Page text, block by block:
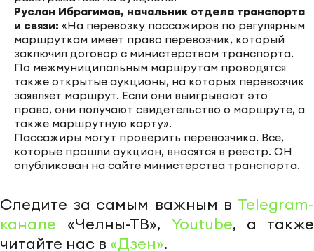
Руслан Ибрагимов, начальник отдела транспорта
и связи: «На перевозку пассажиров по регулярным
маршруткам имеет право перевозчик, который
заключил договор с министерством транспорта.
По межмуниципальным маршрутам проводятся
также открытые аукционы, на которых перевозчик
заявляет маршрут. Если они выигрывают это
право, они получают свидетельство о маршруте, а
также маршрутную карту».
Пассажиры могут проверить перевозчика. Все,
которые прошли аукцион, вносятся в реестр. ОН
опубликован на сайте министерства транспорта.
Следите за самым важным в Telegram-
канале «Челны-ТВ», Youtube, а также
читайте нас в «Дзен».